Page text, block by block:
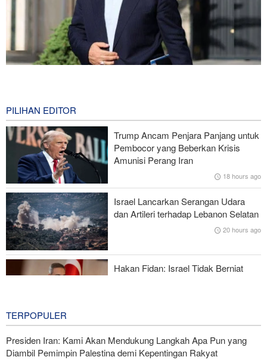
National Interest: AS Ketinggalan Zaman dalam Pertempuran
Drone—Strategi Kompensasi Ketiga Gagal di Hormuz!
Brigjen Akrami Nia: Artesh dalam Kondisi Siaga Penuh
Foreign Policy: Riyadh Terjepit di Antara Iran dan Ansarullah,
Kebijakan Ini Gagal
Brigjen Ebnolreza: Teknologi Iran Lebih Unggul daripada Sistem
Impor Mana Pun di Kawasan
PILIHAN EDITOR
Trump Ancam Penjara Panjang untuk
Pembocor yang Beberkan Krisis
Amunisi Perang Iran
18 hours ago
Israel Lancarkan Serangan Udara
dan Artileri terhadap Lebanon Selatan
20 hours ago
Hakan Fidan: Israel Tidak Berniat
TERPOPULER
Presiden Iran: Kami Akan Mendukung Langkah Apa Pun yang
Diambil Pemimpin Palestina demi Kepentingan Rakyat